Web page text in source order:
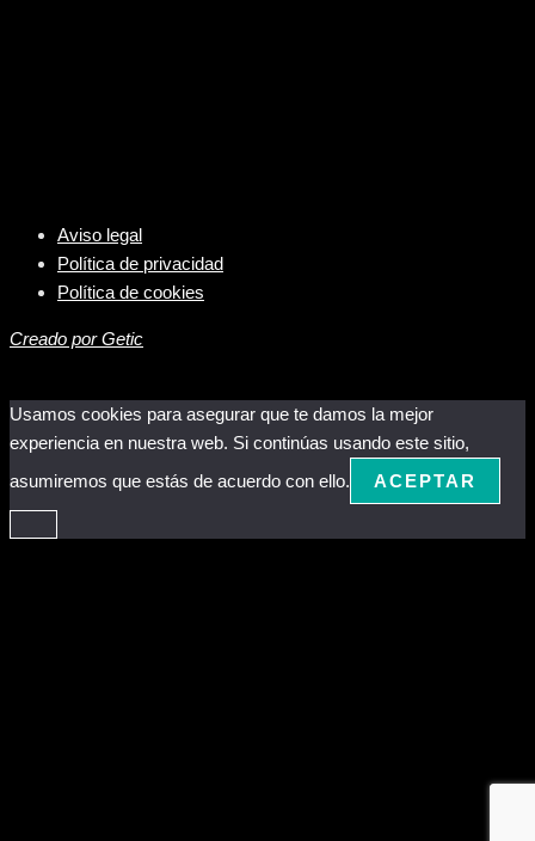
Aviso legal
Política de privacidad
Política de cookies
Creado por Getic
Usamos cookies para asegurar que te damos la mejor
experiencia en nuestra web. Si continúas usando este sitio,
asumiremos que estás de acuerdo con ello.
ACEPTAR